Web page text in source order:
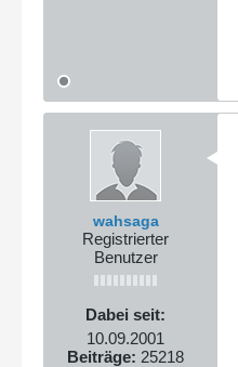
wahsaga
Registrierter
Benutzer
Dabei seit:
10.09.2001
Beiträge: 25218